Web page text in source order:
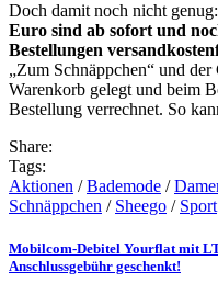
Doch damit noch nicht genug:
Euro sind ab sofort und
Bestellungen
„Zum Schnäppchen“ und
Warenkorb gelegt und beim
Bestellung verrechnet. So
Share:
Tags:
Aktionen /Bademode /
Schnäppchen / Sheego / Sport
Mobilcom-Debitel Yourflat mit
Anschlussgebühr geschenkt!